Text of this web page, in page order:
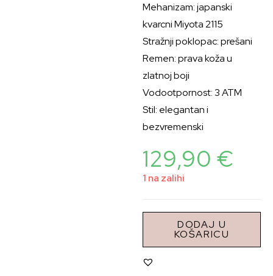
Mehanizam: japanski
kvarcni Miyota 2115
Stražnji poklopac: prešani
Remen: prava koža u
zlatnoj boji
Vodootpornost: 3 ATM
Stil: elegantan i
bezvremenski
129,90 €
1 na zalihi
DODAJ U
KOŠARICU